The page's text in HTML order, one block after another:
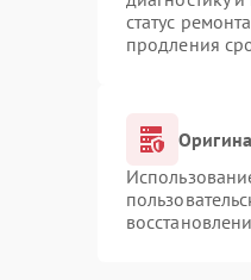
статус
продления